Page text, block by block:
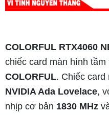
COLORFUL RTX4060
chiếc card màn hình
COLORFUL. Chiếc
NVIDIA Ada Lovelace,
nhịp cơ bản 1830 MHz